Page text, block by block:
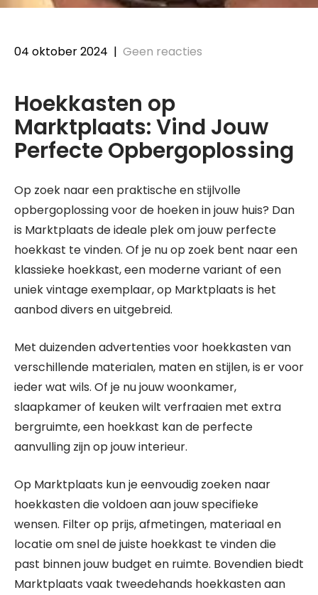
04 oktober 2024 | Geen reacties
Hoekkasten op
Marktplaats: Vind Jouw
Perfecte Opbergoplossing
Op zoek naar een praktische en stijlvolle
opbergoplossing voor de hoeken in jouw huis? Dan
is Marktplaats de ideale plek om jouw perfecte
hoekkast te vinden. Of je nu op zoek bent naar een
klassieke hoekkast, een moderne variant of een
uniek vintage exemplaar, op Marktplaats is het
aanbod divers en uitgebreid.
Met duizenden advertenties voor hoekkasten van
verschillende materialen, maten en stijlen, is er voor
ieder wat wils. Of je nu jouw woonkamer,
slaapkamer of keuken wilt verfraaien met extra
bergruimte, een hoekkast kan de perfecte
aanvulling zijn op jouw interieur.
Op Marktplaats kun je eenvoudig zoeken naar
hoekkasten die voldoen aan jouw specifieke
wensen. Filter op prijs, afmetingen, materiaal en
locatie om snel de juiste hoekkast te vinden die
past binnen jouw budget en ruimte. Bovendien biedt
Marktplaats vaak tweedehands hoekkasten aan